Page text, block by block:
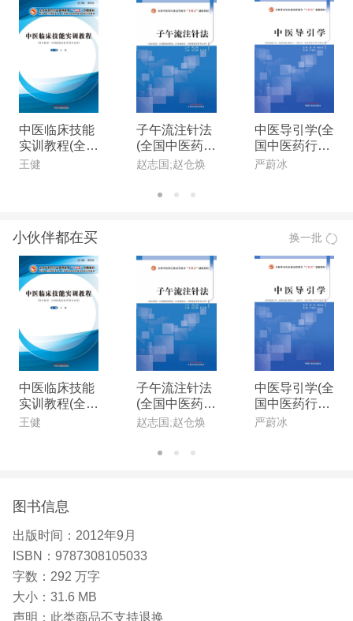
范围。它从服装基础知识人手，包括裁剪基础知识、
熨烫基础知识、粘合衬的选择和粘合方法、手缝和车
缝基础、典型服装部件的制作，再到女装工艺和男装
工艺，包括裙子、裤子、衬衫、夹克衫、马夹、西
装、大衣、旗袍等品种。《现代服装设计与工程专业
系列教材：服装现代制作工艺（第2版）》在实例的
选用上，体现了产品工艺的典型性和款式的时尚性；
所采用的工艺体现现代服装企业的新颖特色，具有先
性和时代感，又适当兼顾缝制T艺的传统性和单件产
作为服装专业教材，也可作为服装从业人员和服装爱
好者的参考用书。
中医临床技能
实训教程(全国
中医药行业高
王健
子午流注针法
(全国中医药行
业高等教育“十
赵志国;赵仓焕
中医导引学(全
国中医药行业
高等教育“十四
严蔚冰
小伙伴都在买 换一批
中医临床技能
实训教程(全国
中医药行业高
王健
子午流注针法
(全国中医药行
业高等教育“十
赵志国;赵仓焕
中医导引学(全
国中医药行业
高等教育“十四
严蔚冰
图书信息
出版时间： 2012年9月
ISBN： 9787308105033
字数： 292 万字
大小： 31.6 MB
声明： 此类商品不支持退换